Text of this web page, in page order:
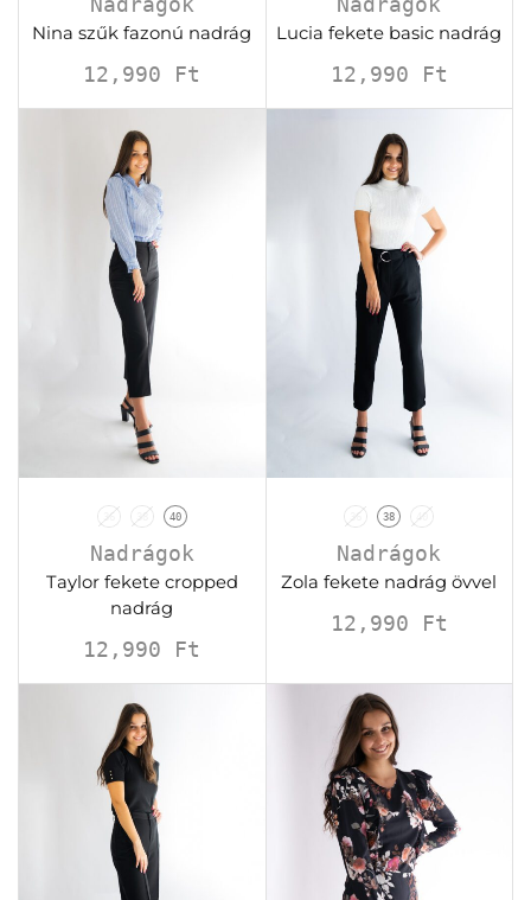
Nina szűk fazonú nadrág
12,990 Ft
Lucia fekete basic nadrág
12,990 Ft
36 40
Nadrágok
Taylor fekete cropped
nadrág
12,990 Ft
36 38 40
Nadrágok
Zola fekete nadrág övvel
12,990 Ft